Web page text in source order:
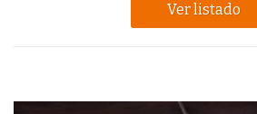
Ver listado